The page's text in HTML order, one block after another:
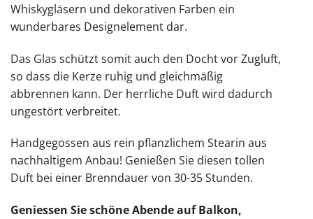
Whiskygläsern und dekorativen Farben ein
wunderbares Designelement dar.
Das Glas schützt somit auch den Docht vor Zugluft,
so dass die Kerze ruhig und gleichmäßig
abbrennen kann. Der herrliche Duft wird dadurch
ungestört verbreitet.
Handgegossen aus rein pflanzlichem Stearin aus
nachhaltigem Anbau! Genießen Sie diesen tollen
Duft bei einer Brenndauer von 30-35 Stunden.
Geniessen Sie schöne Abende auf Balkon,